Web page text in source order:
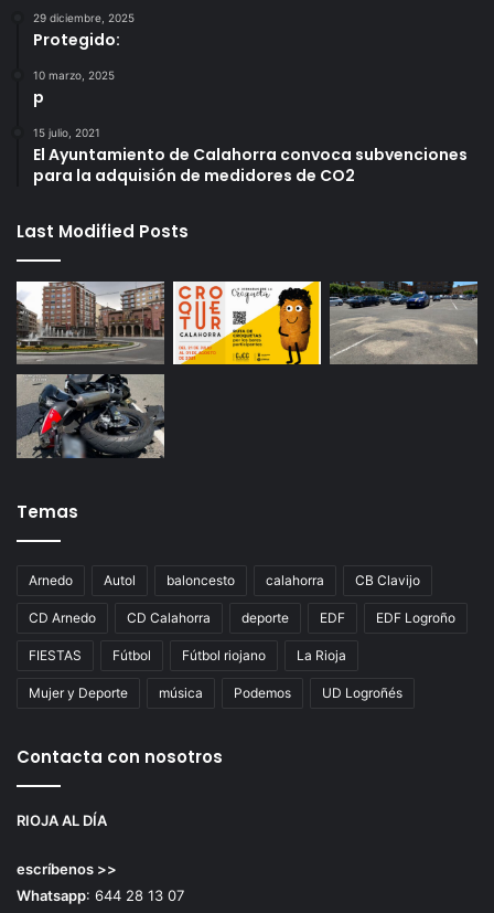
29 diciembre, 2025
Protegido:
10 marzo, 2025
p
15 julio, 2021
El Ayuntamiento de Calahorra convoca subvenciones
para la adquisión de medidores de CO2
Last Modified Posts
Temas
Arnedo Autol baloncesto calahorra CB Clavijo
CD Arnedo CD Calahorra deporte EDF EDF Logroño
FIESTAS Fútbol Fútbol riojano La Rioja
Mujer y Deporte música Podemos UD Logroñés
Contacta con nosotros
RIOJA AL DÍA
escríbenos >>
Whatsapp: 644 28 13 07